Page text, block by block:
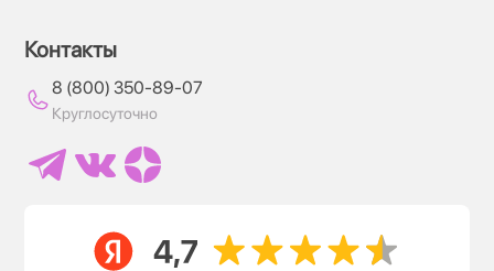
Контакты
8 (800) 350-89-07
Круглосуточно